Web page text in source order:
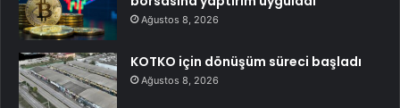
Ağustos 8, 2026
KOTKO için dönüşüm süreci başladı
Ağustos 8, 2026